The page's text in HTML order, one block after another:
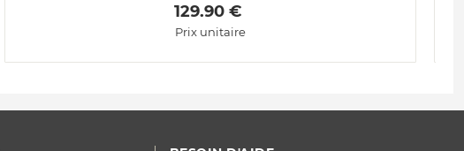
129.90 €
Prix unitaire